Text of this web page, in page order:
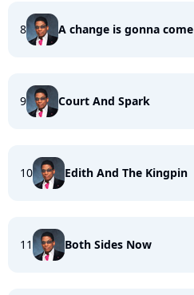
8 A change is gonna come
9 Court And Spark
10 Edith And The Kingpin
11 Both Sides Now